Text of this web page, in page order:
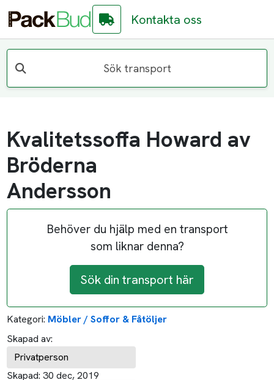
Kontakta oss
Sök transport
Kvalitetssoffa Howard av
Bröderna
Andersson
Behöver du hjälp med en transport
som liknar denna?
Sök din transport här
Kategori: Möbler / Soffor & Fåtöljer
Skapad av:
Privatperson
Skapad: 30 dec, 2019